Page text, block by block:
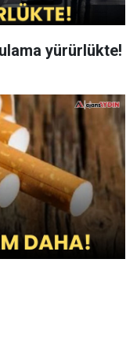
yürürlükte!